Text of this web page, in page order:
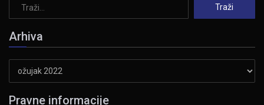
Arhiva
Pravne informacije